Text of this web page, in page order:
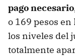
pago necesario
o 169 pesos
los niveles del
totalmente